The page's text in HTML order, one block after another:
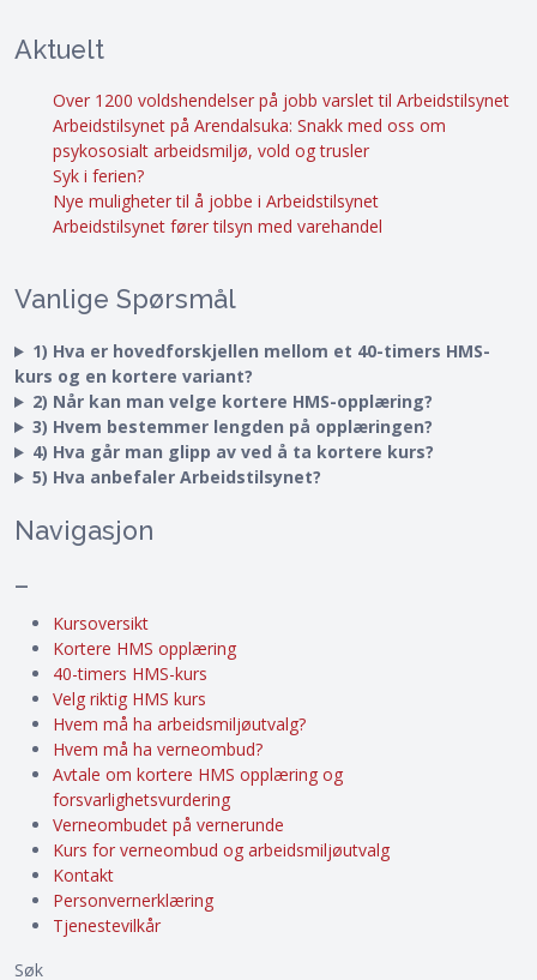
Aktuelt
Over 1200 voldshendelser på jobb varslet til Arbeidstilsynet
Arbeidstilsynet på Arendalsuka: Snakk med oss om
psykososialt arbeidsmiljø, vold og trusler
Syk i ferien?
Nye muligheter til å jobbe i Arbeidstilsynet
Arbeidstilsynet fører tilsyn med varehandel
Vanlige Spørsmål
1) Hva er hovedforskjellen mellom et 40-timers HMS-
kurs og en kortere variant?
2) Når kan man velge kortere HMS-opplæring?
3) Hvem bestemmer lengden på opplæringen?
4) Hva går man glipp av ved å ta kortere kurs?
5) Hva anbefaler Arbeidstilsynet?
Navigasjon
–
Kursoversikt
Kortere HMS opplæring
40-timers HMS-kurs
Velg riktig HMS kurs
Hvem må ha arbeidsmiljøutvalg?
Hvem må ha verneombud?
Avtale om kortere HMS opplæring og
forsvarlighetsvurdering
Verneombudet på vernerunde
Kurs for verneombud og arbeidsmiljøutvalg
Kontakt
Personvernerklæring
Tjenestevilkår
Søk